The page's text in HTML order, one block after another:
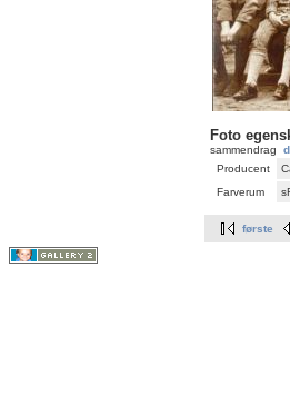
Foto
sammendrag
Producent
Farverum
første